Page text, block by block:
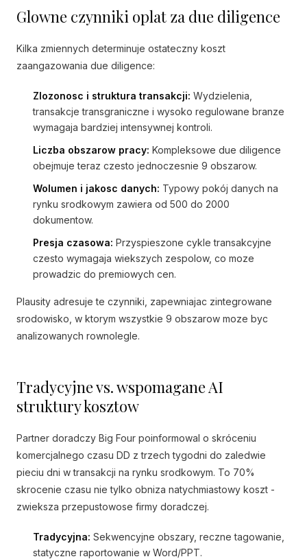
Glowne czynniki oplat za due diligence
Kilka zmiennych determinuje ostateczny koszt
zaangazowania due diligence:
Zlozonosc i struktura transakcji: Wydzielenia,
transakcje transgraniczne i wysoko regulowane branze
wymagaja bardziej intensywnej kontroli.
Liczba obszarow pracy: Kompleksowe due diligence
obejmuje teraz czesto jednoczesnie 9 obszarow.
Wolumen i jakosc danych: Typowy pokój danych na
rynku srodkowym zawiera od 500 do 2000
dokumentow.
Presja czasowa: Przyspieszone cykle transakcyjne
czesto wymagaja wiekszych zespolow, co moze
prowadzic do premiowych cen.
Plausity adresuje te czynniki, zapewniajac zintegrowane
srodowisko, w ktorym wszystkie 9 obszarow moze byc
analizowanych rownolegle.
Tradycyjne vs. wspomagane AI
struktury kosztow
Partner doradczy Big Four poinformowal o skróceniu
komercjalnego czasu DD z trzech tygodni do zaledwie
pieciu dni w transakcji na rynku srodkowym. To 70%
skrocenie czasu nie tylko obniza natychmiastowy koszt -
zwieksza przepustowose firmy doradczej.
Tradycyjna: Sekwencyjne obszary, reczne tagowanie,
statyczne raportowanie w Word/PPT.